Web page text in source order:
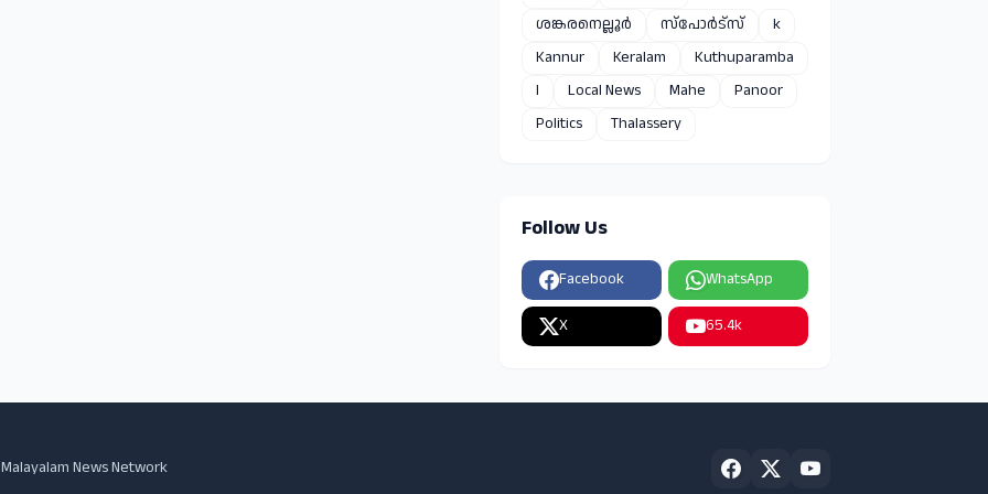
ശങ്കരനെല്ലൂർ
സ്പോർട്സ്
k
Kannur
Keralam
Kuthuparamba
l
Local News Mahe
Panoor
Politics
Thalassery
Follow Us
Facebook WhatsApp
X 65.4k
News Network